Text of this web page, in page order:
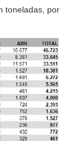
toneladas, por